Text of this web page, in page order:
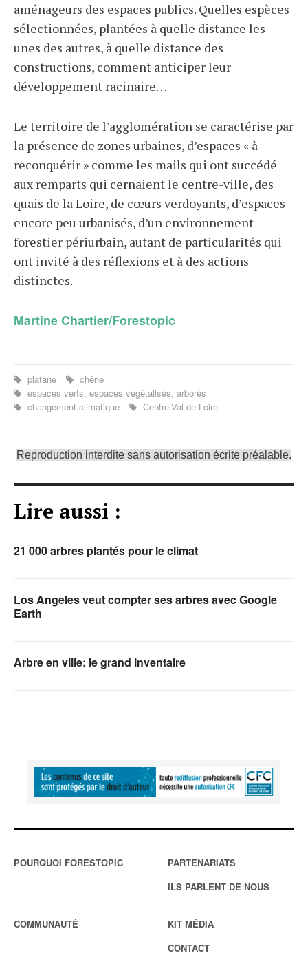
aménageurs des espaces publics. Quelles espèces
sélectionnées, plantées à quelle distance les
unes des autres, à quelle distance des
constructions, comment anticiper leur
développement racinaire…
Le territoire de l’agglomération se caractérise par
la présence de zones urbaines, d’espaces « à
reconquérir » comme les mails qui ont succédé
aux remparts qui cernaient le centre-ville, des
quais de la Loire, de cœurs verdoyants, d’espaces
encore peu urbanisés, d’un environnement
forestier périurbain, autant de particularités qui
ont invité à des réflexions et à des actions
distinctes.
Martine Chartier/Forestopic
platane
chêne
espaces verts, espaces végétalisés, arborés
changement climatique
Centre-Val-de-Loire
Reproduction interdite sans autorisation écrite préalable.
Lire aussi :
21 000 arbres plantés pour le climat
Los Angeles veut compter ses arbres avec Google
Earth
Arbre en ville: le grand inventaire
POURQUOI FORESTOPIC
PARTENARIATS
ILS PARLENT DE NOUS
COMMUNAUTÉ
KIT MÉDIA
CONTACT